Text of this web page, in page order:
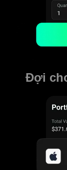
Đợi